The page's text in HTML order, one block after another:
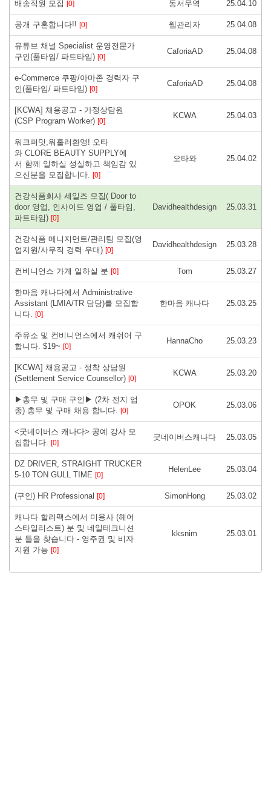
배송직원 모집 [0] 동서무역 25.04.10
공개 구혼합니다!! [0] 웹관리자 25.04.08
유튜브 채널 Specialist 운영전문가
구인(풀타임/ 파트타임) [0]
CaforiaAD 25.04.08
e-Commerce 쿠팡/아마존 경력자 구
인(풀타임/ 파트타임) [0]
CaforiaAD 25.04.08
[KCWA] 채용공고 - 가정상담원
(CSP Program Worker) [0]
KCWA 25.04.03
워크퍼밋,워홀러환영! 오타
와 CLORE BEAUTY SUPPLY에
서 함께 일하실 성실하고 책임감 있
으신분을 모집합니다. [0]
오타와 25.04.02
건강식품회사 세일즈 모집( Door to
door 영업, 인사이드 영업 / 풀타임,
파트타임) [0]
Davidhealthdesign 25.03.31
건강식품 메니지먼트/관리팀 모집(영
업지원/사무직 경력 우대) [0]
Davidhealthdesign 25.03.28
컨비니언스 가게 일하실 분 [0] Tom 25.03.27
한마음 캐나다에서 Administrative
Assistant (LMIA/TR 담당)를 모집합
니다. [0]
한마음 캐나다 25.03.25
주유소 및 컨비니언스에서 캐쉬어 구
합니다. $19~ [0]
HannaCho 25.03.23
[KCWA] 채용공고 - 정착 상담원
(Settlement Service Counsellor) [0]
KCWA 25.03.20
▶총무 및 구매 구인▶ (2차 전지 업
종) 총무 및 구매 채용 합니다. [0]
OPOK 25.03.06
<굿네이버스 캐나다> 공예 강사 모
집합니다. [0]
굿네이버스캐나다 25.03.05
DZ DRIVER, STRAIGHT TRUCKER
5-10 TON GULL TIME [0]
HelenLee 25.03.04
(구인) HR Professional [0] SimonHong 25.03.02
캐나다 할리팩스에서 미용사 (헤어
스타일리스트) 분 및 네일테크니션
분 들을 찾습니다 - 영주권 및 비자
지원 가능 [0]
kksnim 25.03.01